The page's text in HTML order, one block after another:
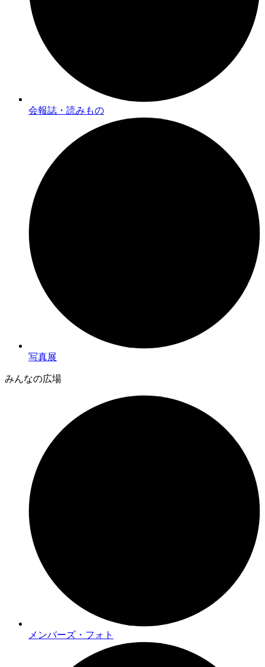
会報誌・読みもの
写真展
みんなの広場
メンバーズ・フォト